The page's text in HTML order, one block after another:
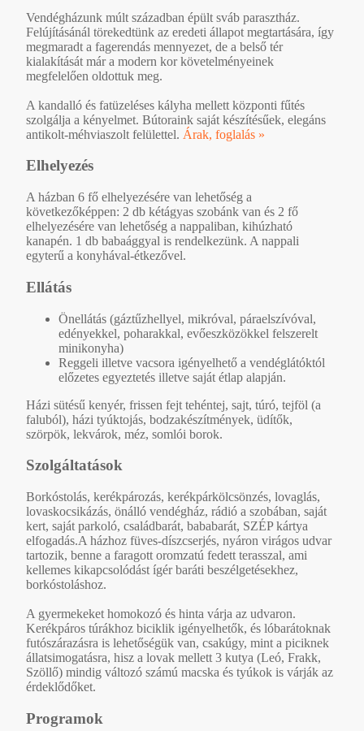
Vendégházunk múlt században épült sváb parasztház.
Felújításánál törekedtünk az eredeti állapot megtartására, így
megmaradt a fagerendás mennyezet, de a belső tér
kialakítását már a modern kor követelményeinek
megfelelően oldottuk meg.
A kandalló és fatüzeléses kályha mellett központi fűtés
szolgálja a kényelmet. Bútoraink saját készítésűek, elegáns
antikolt-méhviaszolt felülettel. Árak, foglalás »
Elhelyezés
A házban 6 fő elhelyezésére van lehetőség a
következőképpen: 2 db kétágyas szobánk van és 2 fő
elhelyezésére van lehetőség a nappaliban, kihúzható
kanapén. 1 db babaággyal is rendelkezünk. A nappali
egyterű a konyhával-étkezővel.
Ellátás
Önellátás (gáztűzhellyel, mikróval, páraelszívóval,
edényekkel, poharakkal, evőeszközökkel felszerelt
minikonyha)
Reggeli illetve vacsora igényelhető a vendéglátóktól
előzetes egyeztetés illetve saját étlap alapján.
Házi sütésű kenyér, frissen fejt tehéntej, sajt, túró, tejföl (a
faluból), házi tyúktojás, bodzakészítmények, üdítők,
szörpök, lekvárok, méz, somlói borok.
Szolgáltatások
Borkóstolás, kerékpározás, kerékpárkölcsönzés, lovaglás,
lovaskocsikázás, önálló vendégház, rádió a szobában, saját
kert, saját parkoló, családbarát, bababarát, SZÉP kártya
elfogadás.A házhoz füves-díszcserjés, nyáron virágos udvar
tartozik, benne a faragott oromzatú fedett terasszal, ami
kellemes kikapcsolódást ígér baráti beszélgetésekhez,
borkóstoláshoz.
A gyermekeket homokozó és hinta várja az udvaron.
Kerékpáros túrákhoz biciklik igényelhetők, és lóbarátoknak
futószárazásra is lehetőségük van, csakúgy, mint a piciknek
állatsimogatásra, hisz a lovak mellett 3 kutya (Leó, Frakk,
Szöllő) mindig változó számú macska és tyúkok is várják az
érdeklődőket.
Programok